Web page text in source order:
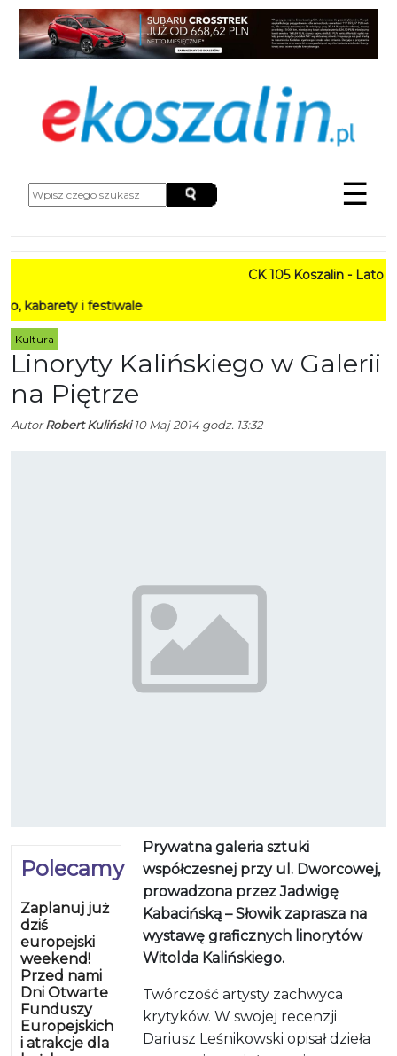
☰
CK 105 Koszalin - Lato w
i festiwale
Kultura
Linoryty Kalińskiego w Galerii
na Piętrze
AutorRobert Kuliński10 Maj 2014 godz. 13:32
Polecamy
Zaplanuj już
dziś
europejski
weekend!
Przed nami
Dni Otwarte
Funduszy
Europejskich
i atrakcje dla
Prywatna galeria sztuki
współczesnej przy ul. Dworcowej,
prowadzona przez Jadwigę
Kabacińską – Słowik zaprasza na
wystawę graficznych linorytów
Witolda Kalińskiego.
Twórczość artysty zachwyca
krytyków. W swojej recenzji
Dariusz Leśnikowski opisał dzieła